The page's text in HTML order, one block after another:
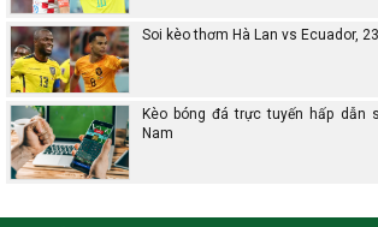
Soi kèo thơm Hà Lan vs Ecuador,
Kèo bóng đá trực tuyến hấp dẫn
Nam